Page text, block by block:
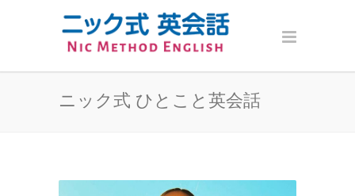
ニック式 ひとこと英会話